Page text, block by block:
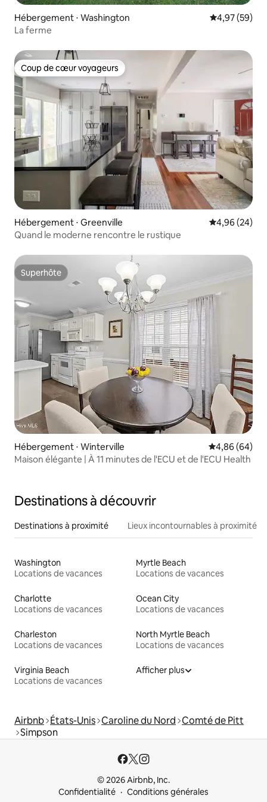
Hébergement ⋅ Washington Évaluation
4,97 (59)
La ferme
Coup de cœur voyageurs
Coup de cœur voyageurs
Hébergement ⋅ Greenville Évaluation
4,96 (24)
Quand le moderne rencontre le rustique
Superhôte
Superhôte
Hébergement ⋅ Winterville Évaluation
4,86 (64)
Maison élégante | À 11 minutes de l'ECU et de l'ECU Health
Destinations à découvrir
Destinations à proximité Lieux incontournables à proximité
Washington
Locations de vacances
Myrtle Beach
Locations de vacances
Charlotte
Locations de vacances
Ocean City
Locations de vacances
Charleston
Locations de vacances
North Myrtle Beach
Locations de vacances
Virginia Beach
Locations de vacances
Afficher plus
Airbnb États-Unis Caroline du Nord Comté de Pitt
Simpson
© 2026 Airbnb, Inc.
Confidentialité
Conditions générales